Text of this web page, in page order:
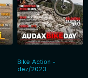
Bike Action -
dez/2023